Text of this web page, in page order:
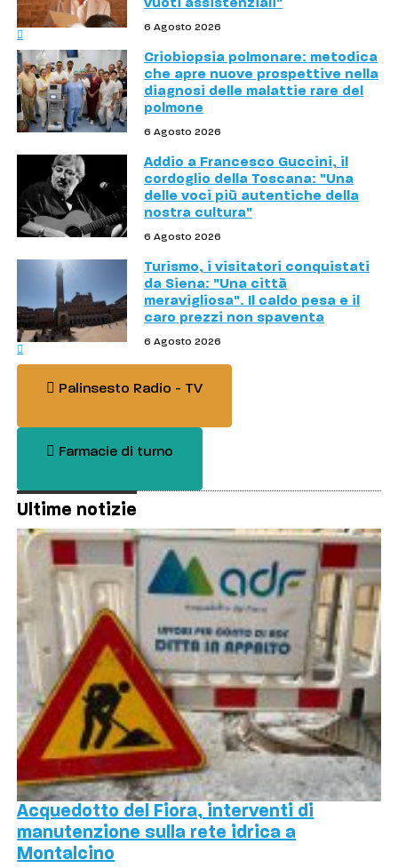
vuoti assistenziali"
6 Agosto 2026
Criobiopsia polmonare: metodica
che apre nuove prospettive nella
diagnosi delle malattie rare del
polmone
6 Agosto 2026
Addio a Francesco Guccini, il
cordoglio della Toscana: "Una
delle voci più autentiche della
nostra cultura"
6 Agosto 2026
Turismo, i visitatori conquistati
da Siena: "Una città
meravigliosa". Il caldo pesa e il
caro prezzi non spaventa
6 Agosto 2026
Palinsesto Radio - TV
Farmacie di turno
Ultime notizie
Acquedotto del Fiora, interventi di
manutenzione sulla rete idrica a
Montalcino